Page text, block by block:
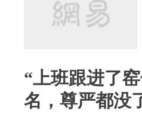
“上班跟进了
名，尊严都没